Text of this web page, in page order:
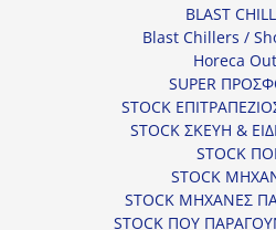
BLAST
Blast Chillers /
Horeca
SUPER
STOCK
STOCK ΣΚΕΥΗ &
STOCK
STOCK
STOCK ΜΗΧΑΝΕΣ
STOCK ΠΟΥ